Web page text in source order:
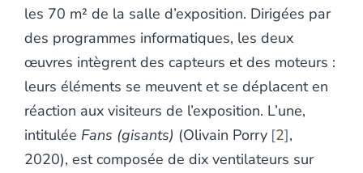
les 70 m² de la salle d’exposition. Dirigées par
des programmes informatiques, les deux
œuvres intègrent des capteurs et des moteurs :
leurs éléments se meuvent et se déplacent en
réaction aux visiteurs de l’exposition. L’une,
intitulée Fans (gisants) (Olivain Porry 2 ,
2020), est composée de dix ventilateurs sur